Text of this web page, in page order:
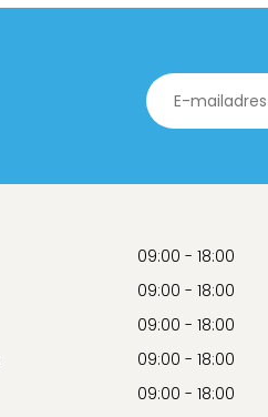
09:00 - 18:00
09:00 - 18:00
09:00 - 18:00
09:00 - 18:00
09:00 - 18:00